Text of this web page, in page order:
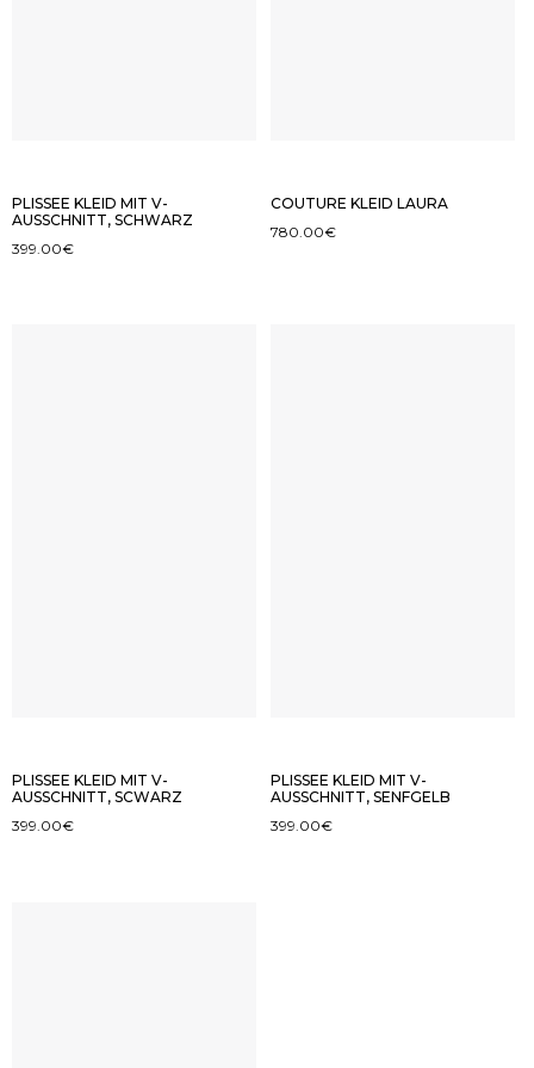
PLISSEE KLEID MIT V-
AUSSCHNITT, SCHWARZ
399.00€
COUTURE KLEID LAURA
780.00€
PLISSEE KLEID MIT V-
AUSSCHNITT, SCWARZ
399.00€
PLISSEE KLEID MIT V-
AUSSCHNITT, SENFGELB
399.00€